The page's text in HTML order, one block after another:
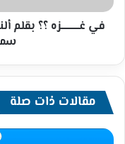
-همسة
سماء
ألثقافه-
في غـــــــــــــزه
مقالات ذات صلة